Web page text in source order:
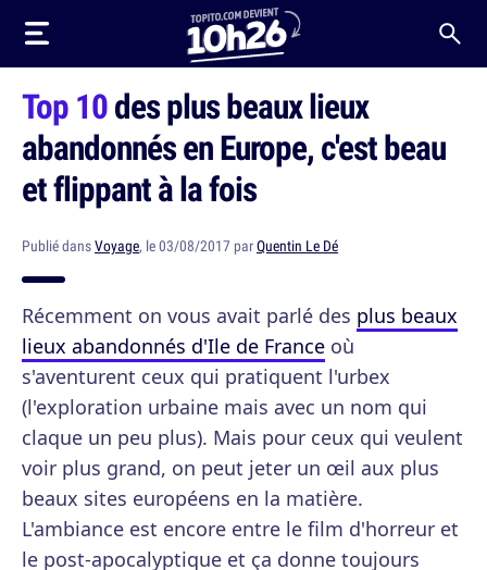
Top 10des plus beaux lieux
abandonnés en Europe, c'est beau
et flippant à la fois
Publié dansVoyage, le 03/08/2017 parQuentin Le Dé
Récemment on vous avait parlé des plus beaux
lieux abandonnés d'Ile de France où
s'aventurent ceux qui pratiquent l'urbex
(l'exploration urbaine mais avec un nom qui
claque un peu plus). Mais pour ceux qui veulent
voir plus grand, on peut jeter un œil aux plus
beaux sites européens en la matière.
L'ambiance est encore entre le film d'horreur et
le post-apocalyptique et ça donne toujours